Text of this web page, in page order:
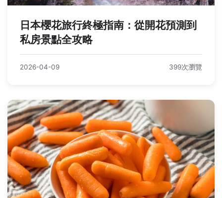
日本櫻花旅行終極指南：從開花預測到
私房景點全攻略
2026-04-09 399次瀏覽